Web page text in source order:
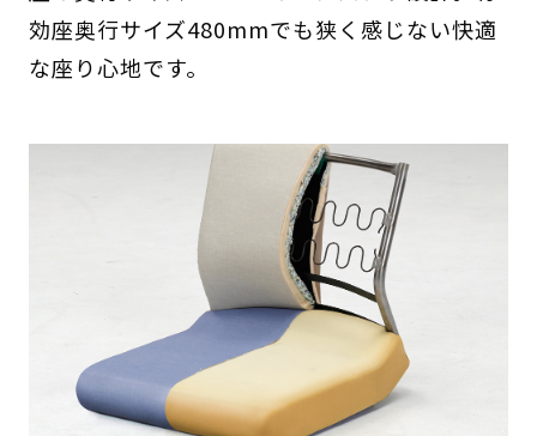
効座奥行サイズ480mmでも狭く感じない快適
な座り心地です。